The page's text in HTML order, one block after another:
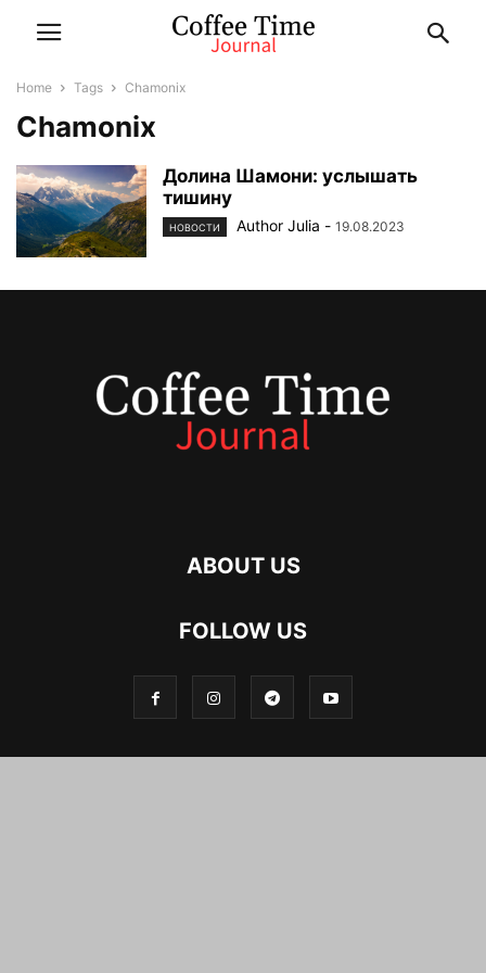
Home Tags Chamonix
Chamonix
Долина Шамони: услышать
тишину
НОВОСТИ Author Julia - 19.08.2023
ABOUT US
FOLLOW US